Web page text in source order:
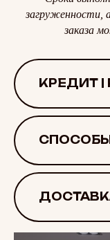
загруженности,
заказа
КРЕДИТ |